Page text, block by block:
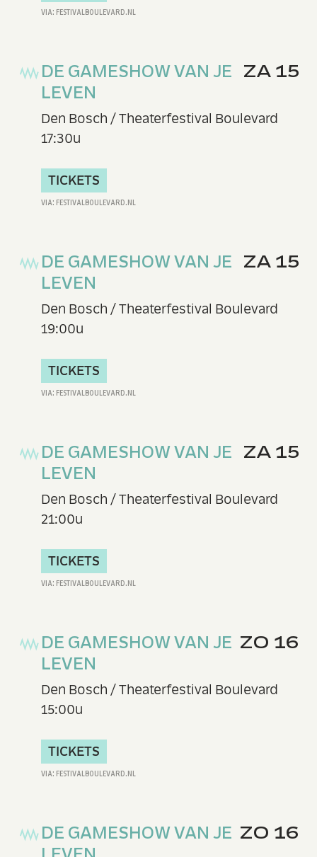
ZA 15
DE GAMESHOW VAN JE
LEVEN
Den Bosch / Theaterfestival Boulevard
17:30u
TICKETS
ZA 15
DE GAMESHOW VAN JE
LEVEN
Den Bosch / Theaterfestival Boulevard
19:00u
TICKETS
ZA 15
DE GAMESHOW VAN JE
LEVEN
Den Bosch / Theaterfestival Boulevard
21:00u
TICKETS
ZO 16
DE GAMESHOW VAN JE
LEVEN
Den Bosch / Theaterfestival Boulevard
15:00u
TICKETS
ZO 16
DE GAMESHOW VAN JE